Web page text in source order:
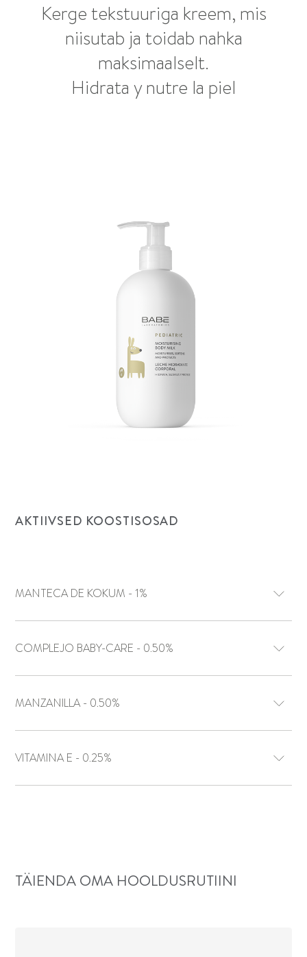
Kerge tekstuuriga kreem, mis
niisutab ja toidab nahka
maksimaalselt.
Hidrata y nutre la piel
AKTIIVSED KOOSTISOSAD
MANTECA DE KOKUM - 1%
COMPLEJO BABY-CARE - 0.50%
MANZANILLA - 0.50%
VITAMINA E - 0.25%
TÄIENDA OMA HOOLDUSRUTIINI